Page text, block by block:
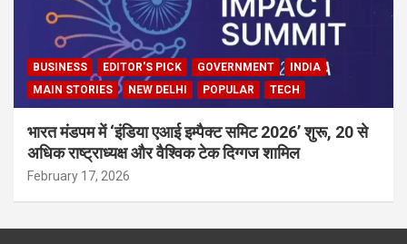
BUSINESS EDITOR'S PICK GOVERNMENT
INDIA
MAIN STORIES
NEW DELHI POPULAR TECH
भारत मंडपम में ‘इंडिया एआई इम्पैक्ट समिट 2026’ शुरू, 20 से
अधिक राष्ट्राध्यक्ष और वैश्विक टेक दिग्गज शामिल
February 17, 2026